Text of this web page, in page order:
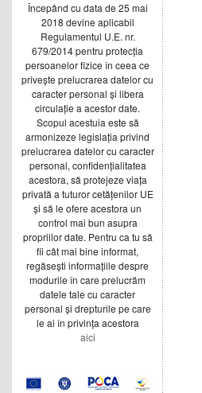
Începând cu data de 25 mai
2018 devine aplicabil
Regulamentul U.E. nr.
679/2014 pentru protecția
persoanelor fizice în ceea ce
privește prelucrarea datelor cu
caracter personal și libera
circulație a acestor date.
Scopul acestuia este să
armonizeze legislația privind
prelucrarea datelor cu caracter
personal, confidențialitatea
acestora, să protejeze viața
privată a tuturor cetățenilor UE
și să le ofere acestora un
control mai bun asupra
propriilor date. Pentru ca tu să
fii cât mai bine informat,
regăsești informațiile despre
modurile în care prelucrăm
datele tale cu caracter
personal și drepturile pe care
le ai în privința acestora
aici